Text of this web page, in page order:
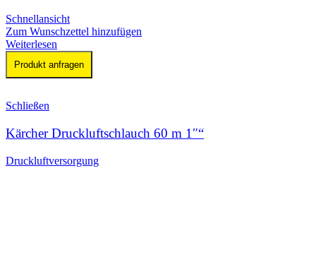
Schnellansicht
Zum Wunschzettel hinzufügen
Weiterlesen
Produkt anfragen
Schließen
Kärcher Druckluftschlauch 60 m 1″“
Druckluftversorgung